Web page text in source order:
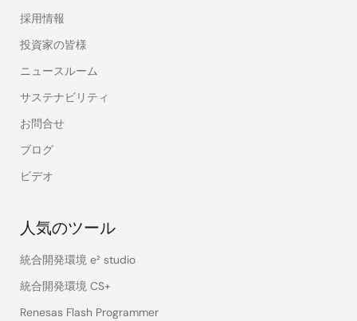
採用情報
投資家の皆様
ニュースルーム
サステナビリティ
お問合せ
ブログ
ビデオ
人気のツール
統合開発環境 e² studio
統合開発環境 CS+
Renesas Flash Programmer